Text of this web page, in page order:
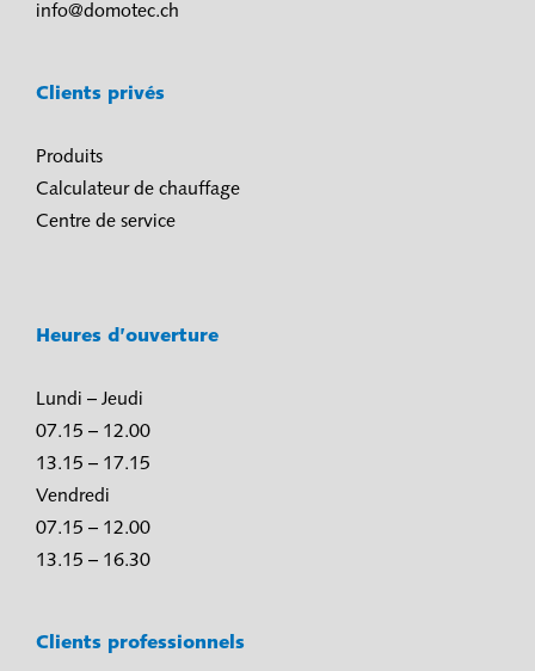
info@domotec.ch
Clients privés
Produits
Calculateur de chauffage
Centre de service
Heures d’ouverture
Lundi – Jeudi
07.15 – 12.00
13.15 – 17.15
Vendredi
07.15 – 12.00
13.15 – 16.30
Clients professionnels